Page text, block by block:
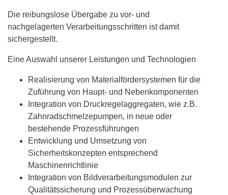
Die reibungslose Übergabe zu vor- und
nachgelagerten Verarbeitungsschritten ist damit
sichergestellt.
Eine Auswahl unserer Leistungen und Technologien
Realisierung von Materialfördersystemen für die
Zuführung von Haupt- und Nebenkomponenten
Integration von Druckregelaggregaten, wie z.B.
Zahnradschmelzepumpen, in neue oder
bestehende Prozessführungen
Entwicklung und Umsetzung von
Sicherheitskonzepten entsprechend
Maschinenrichtlinie
Integration von Bildverarbeitungsmodulen zur
Qualitätssicherung und Prozessüberwachung